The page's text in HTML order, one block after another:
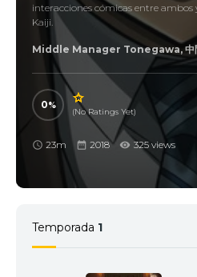
interacciones cómicas entre ambos
Kaiji.
Middle Manager Tonegawa, 中
0
(No Ratings Yet)
23m 2018 325 views
Temporada 1